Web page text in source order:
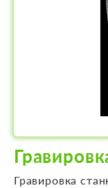
Гравировка